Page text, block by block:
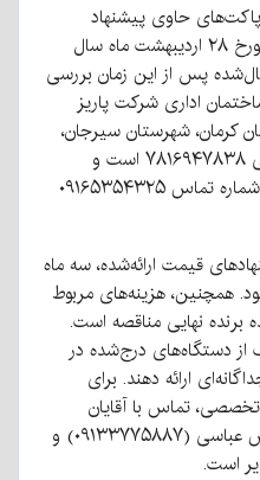
حاوی پیشنهاد
قیمت، ساعت ۱۴:۰۰ روز دوشنبه مورخ ۲۸ اردیبهشت ماه سال
پس از این زمان بررسی
اداری شرکت پاریز
کرمان، شهرستان سیرجان،
بلوار پیروزی، پلاک ۷۹ با کدپستی ۷۸۱۶۹۴۷۸۳۸ است و
مسئول دریافت، خانم خدایاری با شماره تماس ۰۹۱۶۵۳۵۴۳۲۵
قیمت ارائه‌شده، سه ماه
همچنین، هزینه‌های مربوط
برنده نهایی مناقصه است.
از دستگاه‌های درج‌شده در
ارائه دهند. برای
تماس با آقایان
نجمی‌نیا (۰۹۹۲۶۵۷۸۴۰۱)، مهندس عباسی (۰۹۱۳۳۷۷۵۸۸۷) و